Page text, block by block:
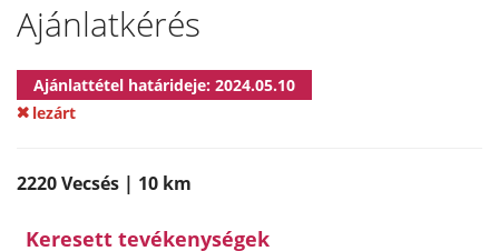
Ajánlatkérés
Ajánlattétel határideje: 2024.05.10
lezárt
2220 Vecsés | 10 km
Keresett tevékenységek